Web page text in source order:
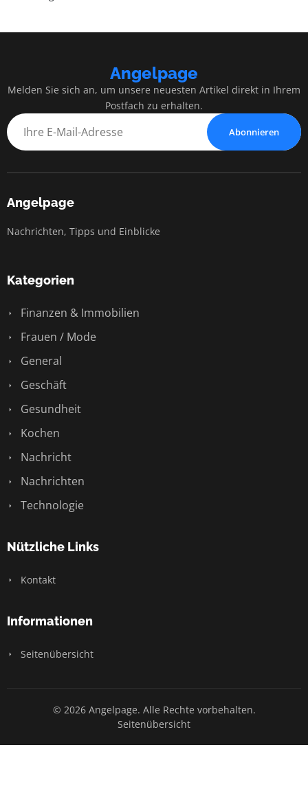
Angelpage
Melden Sie sich an, um unsere neuesten Artikel direkt in Ihrem
Postfach zu erhalten.
Abonnieren
Angelpage
Nachrichten, Tipps und Einblicke
Kategorien
Finanzen & Immobilien
Frauen / Mode
General
Geschäft
Gesundheit
Kochen
Nachricht
Nachrichten
Technologie
Nützliche Links
Kontakt
Informationen
Seitenübersicht
© 2026 Angelpage. Alle Rechte vorbehalten.
Seitenübersicht